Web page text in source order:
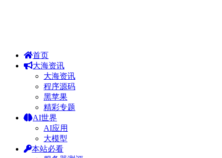
首页
大海资讯
大海资讯
程序源码
黑苹果
精彩专题
AI世界
AI应用
大模型
本站必看